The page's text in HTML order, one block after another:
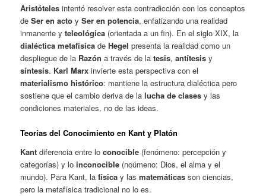
Aristóteles intentó resolver esta contradicción con los conceptos
deSer en acto ySer en potencia, enfatizando una realidad
inmanente yteleológica (orientada a un fin). En el siglo XIX, la
dialéctica metafísica deHegel presenta la realidad como un
despliegue de la Razón a través de latesis,antítesis y
síntesis. Karl Marx invierte esta perspectiva con el
materialismo histórico: mantiene la estructura dialéctica pero
sostiene que el cambio deriva de lalucha de clases y las
condiciones materiales, no de las ideas.
Teorías del Conocimiento en Kant y Platón
Kant diferencia entre loconocible (fenómeno: percepción y
categorías) y loinconocible (noúmeno: Dios, el alma y el
mundo). Para Kant, lafísica y lasmatemáticas son ciencias,
pero la metafísica tradicional no lo es.